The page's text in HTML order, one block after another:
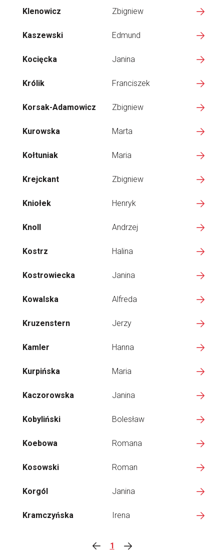
Klenowicz Zbigniew
Kaszewski Edmund
Kocięcka Janina
Królik Franciszek
Korsak-Adamowicz Zbigniew
Kurowska Marta
Kołtuniak Maria
Krejckant Zbigniew
Kniołek Henryk
Knoll Andrzej
Kostrz Halina
Kostrowiecka Janina
Kowalska Alfreda
Kruzenstern Jerzy
Kamler Hanna
Kurpińska Maria
Kaczorowska Janina
Kobyliński Bolesław
Koebowa Romana
Kosowski Roman
Korgól Janina
Kramczyńska Irena
1